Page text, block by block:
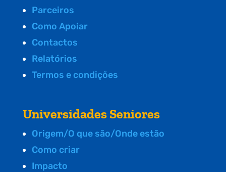
Parceiros
Como Apoiar
Contactos
Relatórios
Termos e condições
Universidades Seniores
Origem/O que são/Onde estão
Como criar
Impacto